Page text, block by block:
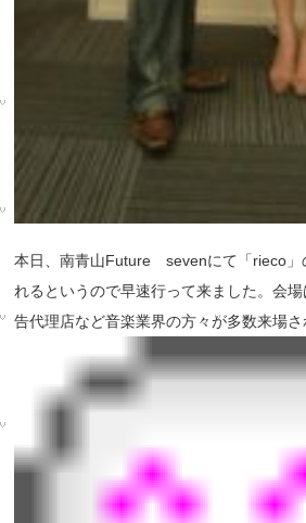
本日、南青山Future sevenにて「rieco」
れるというので早速行って来ました。会
告代理店など音楽業界の方々が多数来場